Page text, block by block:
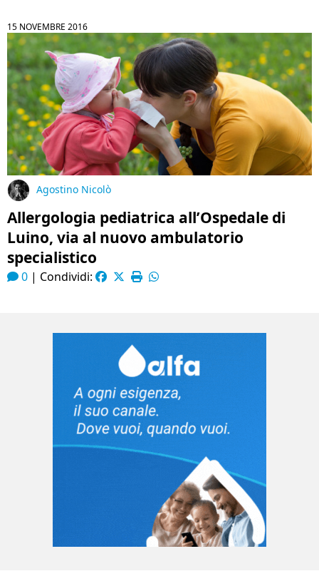
15 NOVEMBRE 2016
Agostino Nicolò
Allergologia pediatrica all’Ospedale di
Luino, via al nuovo ambulatorio
specialistico
0 | Condividi: